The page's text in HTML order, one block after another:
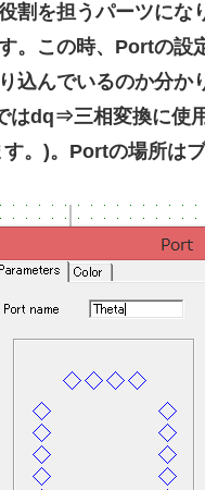
割を担うパーツに
。この時、Portの設
込んでいるのか分
はdq⇒三相変換に使
。)。Portの場所は